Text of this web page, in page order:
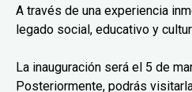
A través de una experiencia
legado social, educativo y
La inauguración será el 5 de
Posteriormente, podrás